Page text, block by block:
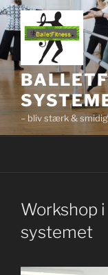
Videre
til
indhold
– bliv stærk &
Workshop
systemet